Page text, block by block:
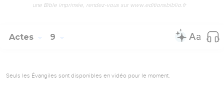
une Bible imprimée, rendez-vous sur www.editionsbiblio.fr
Actes 9
Seuls les Évangiles sont disponibles en vidéo pour le moment.